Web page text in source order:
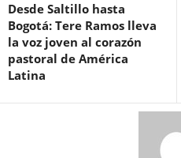
Desde Saltillo hasta
Bogotá: Tere Ramos lleva
la voz joven al corazón
pastoral de América
Latina